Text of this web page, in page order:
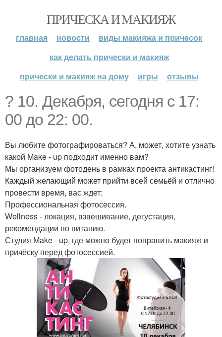
ПРИЧЕСКА И МАКИЯЖ
главная новости
виды макияжа и причесок
как делать прически и макияж
прически и макияж на дому
игры отзывы
? 10. Декабря, сегодня с 17:
00 до 22: 00.
Вы любите фотографироваться? А, может, хотите узнать
какой Make - up подходит именно вам?
Мы организуем фотодень в рамках проекта антикастинг!
Каждый желающий может прийти всей семьёй и отлично
провести время, вас ждет:
Профессиональная фотосессия.
Wellness - локация, взвешивание, дегустация,
рекомендации по питанию.
Студия Make - up, где можно будет поправить макияж и
причёску перед фотосессией.